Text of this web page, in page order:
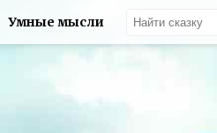
Умные мысли